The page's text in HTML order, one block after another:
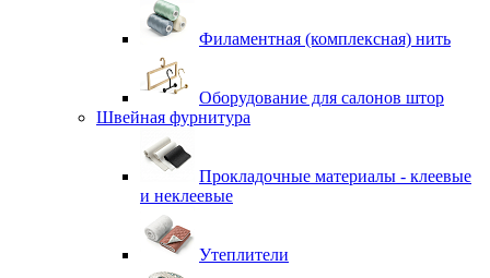
Филаментная (комплексная) нить
Оборудование для салонов штор
Швейная фурнитура
Прокладочные материалы - клеевые
и неклеевые
Утеплители